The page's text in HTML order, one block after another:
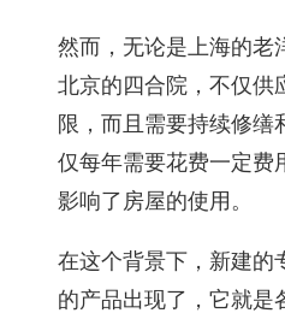
然而，无论是上海的老
北京的四合院，不仅供
限，而且需要持续修缮
仅每年需要花费一定费
影响了房屋的使用。
在这个背景下，新建的
的产品出现了，它就是